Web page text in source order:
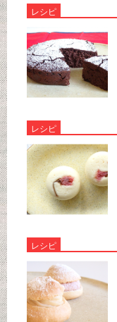
レシピ
レシピ
レシピ